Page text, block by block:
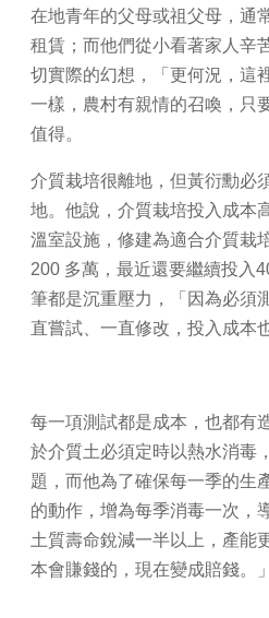
在地青年的父母或祖父母，通
租賃；而他們從小看著家人辛
切實際的幻想，「更何況，這
一樣，農村有親情的召喚，只
值得。
介質栽培很離地，但黃衍勳必
地。他說，介質栽培投入成本
溫室設施，修建為適合介質栽
200 多萬，最近還要繼續投入
筆都是沉重壓力，「因為必須
直嘗試、一直修改，投入成本
每一項測試都是成本，也都有
於介質土必須定時以熱水消毒
題，而他為了確保每一季的生
的動作，增為每季消毒一次，
土質壽命銳減一半以上，產能
本會賺錢的，現在變成賠錢。